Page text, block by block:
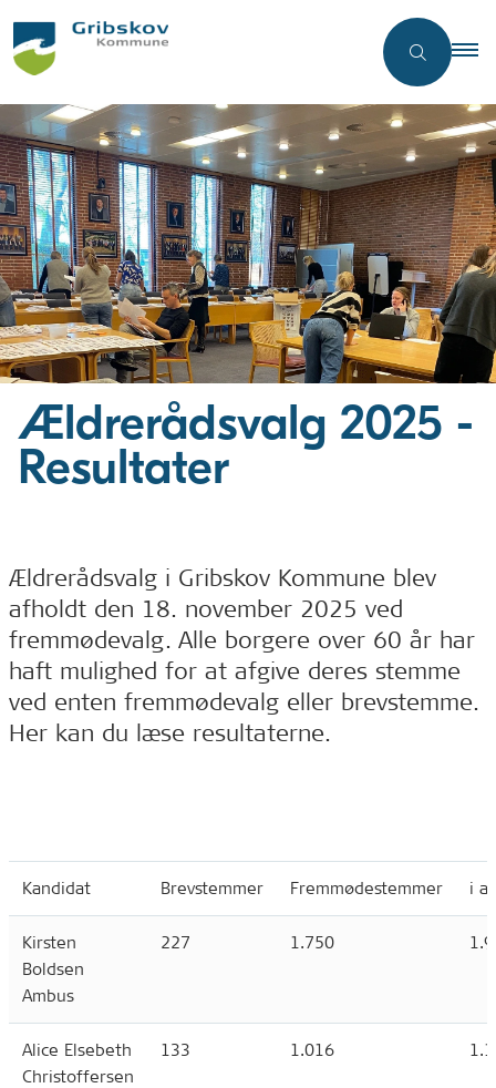
Ældrerådsvalg 2025 -
Resultater
Ældrerådsvalg i Gribskov Kommune blev
afholdt den 18. november 2025 ved
fremmødevalg. Alle borgere over 60 år har
haft mulighed for at afgive deres stemme
ved enten fremmødevalg eller brevstemme.
Her kan du læse resultaterne.
Kandidat Brevstemmer Fremmødestemmer i
Kirsten
Boldsen
Ambus
227 1.750
Alice Elsebeth
Christoffersen
133 1.016